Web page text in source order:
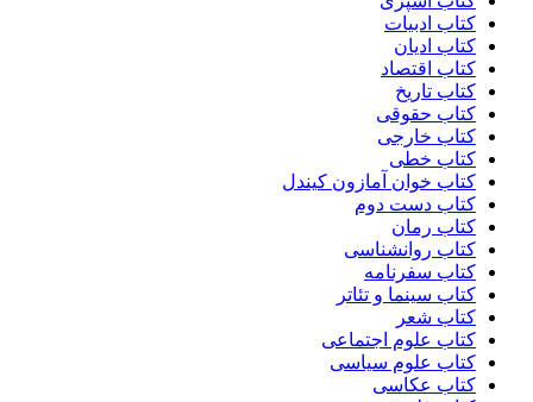
کتاب ادبیات
کتاب ادیان
کتاب اقتصاد
کتاب تاریخ
کتاب حقوقی
کتاب خارجی
کتاب خطی
کتاب خوان آمازون کیندل
کتاب دست دوم
کتاب رمان
کتاب روانشناسی
کتاب سفرنامه
کتاب سینما و تئاتر
کتاب شعر
کتاب علوم اجتماعی
کتاب علوم سیاسی
کتاب عکاسی